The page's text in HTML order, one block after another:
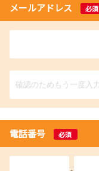
メールアドレス 必須
電話番号 必須
-